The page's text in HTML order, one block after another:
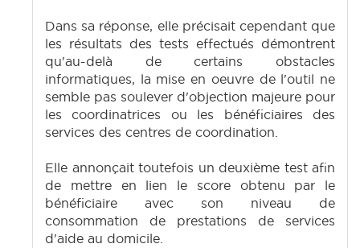
Dans sa réponse, elle précisait cependant que
les résultats des tests effectués démontrent
qu'au-delà de certains obstacles
informatiques, la mise en oeuvre de l'outil ne
semble pas soulever d'objection majeure pour
les coordinatrices ou les bénéficiaires des
services des centres de coordination.
Elle annonçait toutefois un deuxième test afin
de mettre en lien le score obtenu par le
bénéficiaire avec son niveau de
consommation de prestations de services
d'aide au domicile.